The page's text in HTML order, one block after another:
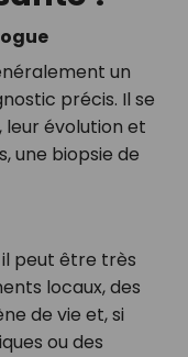
un
précis. Il se
leur évolution et
une biopsie de
il peut être très
locaux, des
de vie et, si
ou des